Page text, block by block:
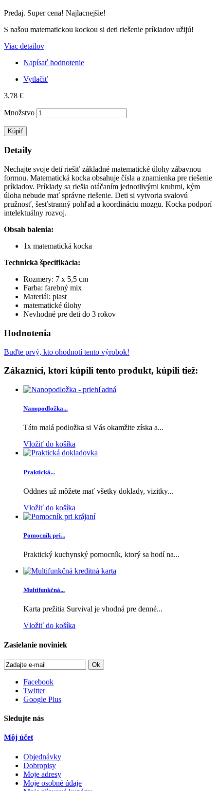
Predaj. Super cena! Najlacnejšie!
S našou matematickou kockou si deti riešenie príkladov užijú!
Viac detailov
Napísať hodnotenie
Vytlačiť
3,78 €
Množstvo
Kúpiť
Detaily
Nechajte svoje deti riešiť základné matematické úlohy zábavnou
formou. Matematická kocka obsahuje čísla a znamienka pre riešenie
príkladov. Príklady sa riešia otáčaním jednotlivými kruhmi, kým
úloha nebude mať správne riešenie. Deti si vytvoria svalovú
pružnosť, šesťstranný pohľad a koordináciu mozgu. Kocka podporí
intelektuálny rozvoj.
Obsah balenia:
1x matematická kocka
Technická špecifikácia:
Rozmery: 7 x 5,5 cm
Farba: farebný mix
Materiál: plast
matematické úlohy
Nevhodné pre deti do 3 rokov
Hodnotenia
Buďte prvý, kto ohodnotí tento výrobok!
Zákazníci, ktorí kúpili tento produkt, kúpili tiež:
Nanopodložka...
Táto malá podložka si Vás okamžite získa a...
Vložiť do košíka
Praktická...
Oddnes už môžete mať všetky doklady, vizitky...
Vložiť do košíka
Pomocník pri...
Praktický kuchynský pomocník, ktorý sa hodí na...
Multifunkčná...
Karta prežitia Survival je vhodná pre denné...
Vložiť do košíka
Zasielanie noviniek
Ok
Facebook
Twitter
Google Plus
Sledujte nás
Môj účet
Objednávky
Dobropisy
Moje adresy
Moje osobné údaje